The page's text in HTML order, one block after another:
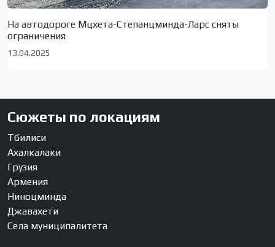
На автодороге Мцхета-Степанцминда-Ларс сняты
ограничения
13.04.2025
Сюжеты по локациям
Тбилиси
Ахалкалаки
Грузия
Армения
Ниноцминда
Джавахети
Села муниципалитета